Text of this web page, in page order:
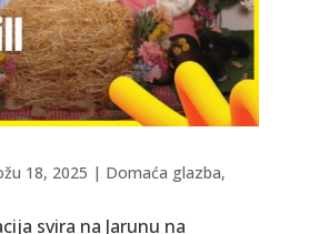
svira na Jarunu na
18, 2025 | Domaća glazba,